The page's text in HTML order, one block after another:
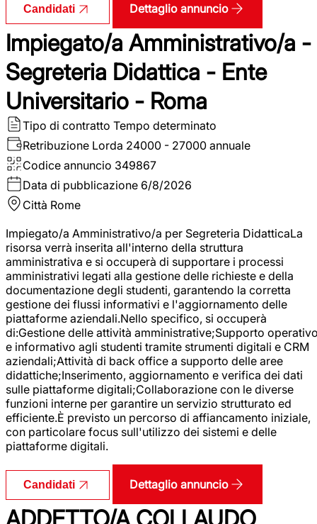
Candidati Dettaglio annuncio
Impiegato/a Amministrativo/a -
Segreteria Didattica - Ente
Universitario - Roma
Tipo di contratto Tempo determinato
Retribuzione Lorda 24000 - 27000 annuale
Codice annuncio 349867
Data di pubblicazione 6/8/2026
Città Rome
Impiegato/a Amministrativo/a per Segreteria DidatticaLa
risorsa verrà inserita all'interno della struttura
amministrativa e si occuperà di supportare i processi
amministrativi legati alla gestione delle richieste e della
documentazione degli studenti, garantendo la corretta
gestione dei flussi informativi e l'aggiornamento delle
piattaforme aziendali.Nello specifico, si occuperà
di:Gestione delle attività amministrative;Supporto
e informativo agli studenti tramite strumenti digitali e CRM
aziendali;Attività di back office a supporto delle aree
didattiche;Inserimento, aggiornamento e verifica dei dati
sulle piattaforme digitali;Collaborazione con le diverse
funzioni interne per garantire un servizio strutturato ed
efficiente.È previsto un percorso di affiancamento iniziale,
con particolare focus sull'utilizzo dei sistemi e delle
piattaforme digitali.
Candidati Dettaglio annuncio
ADDETTO/A COLLAUDO